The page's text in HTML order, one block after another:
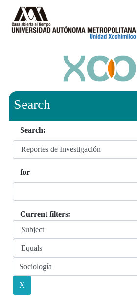
Search
Search:
for
Current filters: